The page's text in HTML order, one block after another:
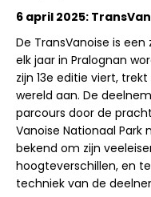
6 april 2025:
De TransVanoise is
elk jaar in Pralognan
zijn 13e editie viert,
wereld aan. De
parcours door de
Vanoise Nationaal
bekend om zijn
hoogteverschillen, en
techniek van de